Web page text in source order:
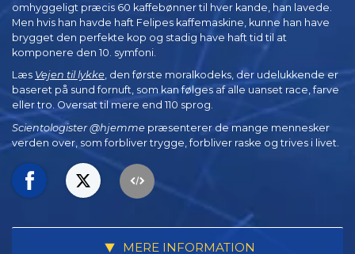
omhyggeligt præcis 60 kaffebønner til hver kande, han lavede.
Men hvis han havde haft Felipes kaffemaskine, kunne han have
brygget den perfekte kop og stadig have haft tid til at
komponere den 10. symfoni.
Læs Vejen til lykke, den første moralkodeks, der udelukkende er
baseret på sund fornuft, som kan følges af alle uanset race, farve
eller tro. Oversat til mere end 110 sprog.
Scientologister @hjemme præsenterer de mange mennesker
verden over, som forbliver trygge, forbliver raske og trives i livet.
MERE INFORMATION